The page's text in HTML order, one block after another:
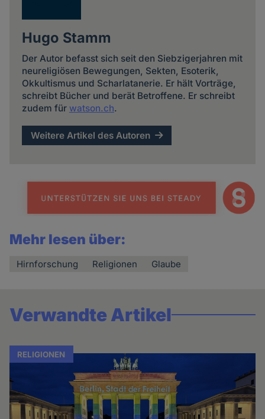
Hugo Stamm
Der Autor befasst sich seit den Siebzigerjahren mit
neureligiösen Bewegungen, Sekten, Esoterik,
Okkultismus und Scharlatanerie. Er hält Vorträge,
schreibt Bücher und berät Betroffene. Er schreibt
zudem für watson.ch.
Weitere Artikel des Autoren
Mehr lesen über:
Hirnforschung Religionen Glaube
Verwandte Artikel
RELIGIONEN